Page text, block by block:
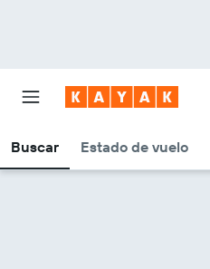
Buscar Estado de vuelo